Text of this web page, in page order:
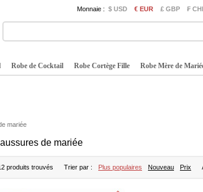
Monnaie : $ USD € EUR £ GBP ₣
Robe de Cocktail Robe Cortège Fille Robe Mère de
mariée
de mariée
produits trouvés Trier par : Plus populaires Nouveau Prix